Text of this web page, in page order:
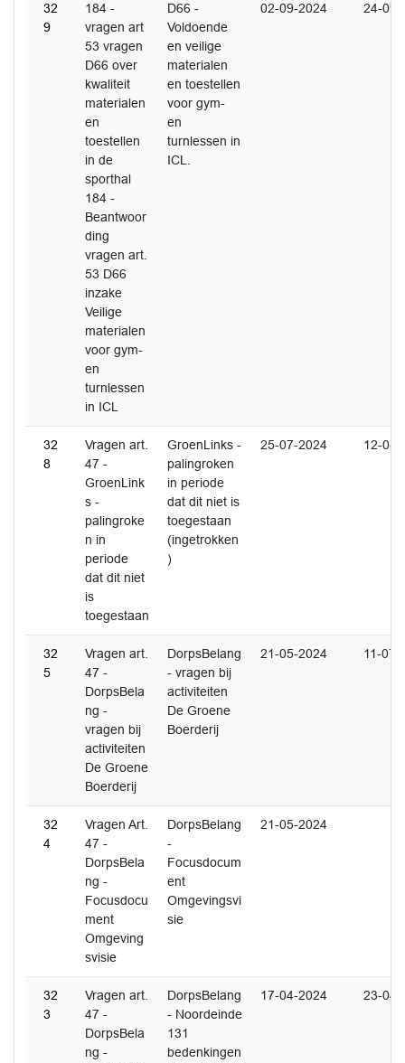
32
9
184 -
vragen art
53 vragen
D66 over
kwaliteit
materialen
en
toestellen
in de
sporthal
184 -
Beantwoor
ding
vragen art.
53 D66
inzake
Veilige
materialen
voor gym-
en
turnlessen
in ICL
D66 -
Voldoende
en veilige
materialen
en toestellen
voor gym-
en
turnlessen in
ICL.
02-09-2024 24-09-
32
8
Vragen art.
47 -
GroenLink
s -
palingroke
n in
periode
dat dit niet
is
toegestaan
GroenLinks -
palingroken
in periode
dat dit niet is
toegestaan
(ingetrokken
)
25-07-2024 12-08-
32
5
Vragen art.
47 -
DorpsBela
ng -
vragen bij
activiteiten
De Groene
Boerderij
DorpsBelang
- vragen bij
activiteiten
De Groene
Boerderij
21-05-2024 11-07-
32
4
Vragen Art.
47 -
DorpsBela
ng -
Focusdocu
ment
Omgeving
svisie
DorpsBelang
-
Focusdocum
ent
Omgevingsvi
sie
21-05-2024
32
3
Vragen art.
47 -
DorpsBela
ng -
DorpsBelang
- Noordeinde
131
bedenkingen
17-04-2024 23-04-